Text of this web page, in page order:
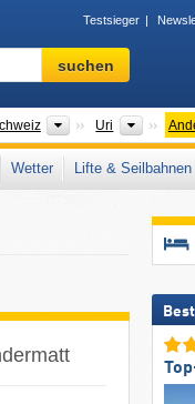
Testsieger
Skigebiet,
Region,
…
suchen
Großregionen
Uri
Wetter Lifte & Seilbahnen